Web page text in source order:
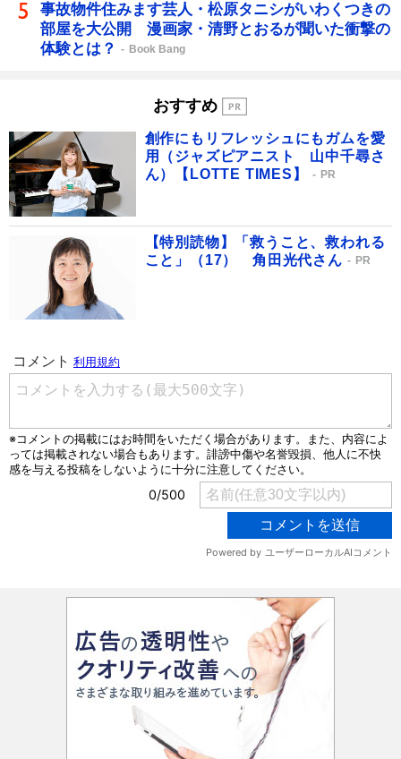
事故物件住みます芸人・松原タニシがいわくつきの
部屋を大公開 漫画家・清野とおるが聞いた衝撃の
体験とは？
Book Bang
おすすめ
創作にもリフレッシュにもガムを愛
用（ジャズピアニスト 山中千尋さ
ん）【LOTTE TIMES】
PR
【特別読物】「救うこと、救われる
こと」（17） 角田光代さん
PR